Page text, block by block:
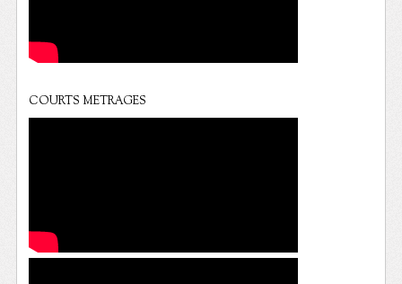
COURTS METRAGES